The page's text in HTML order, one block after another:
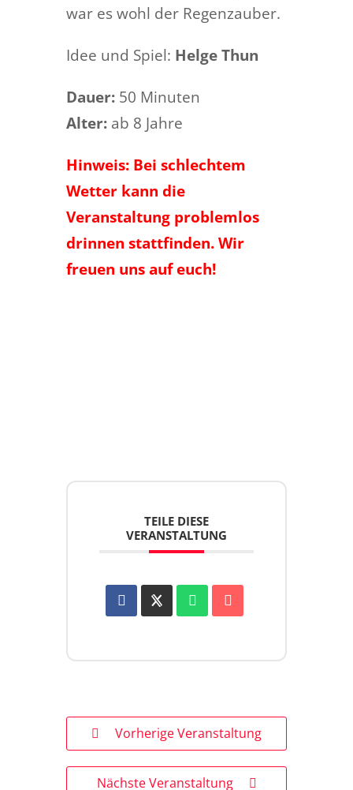
war es wohl der Regenzauber.
Idee und Spiel: Helge Thun
Dauer: 50 Minuten
Alter: ab 8 Jahre
Hinweis: Bei schlechtem
Wetter kann die
Veranstaltung problemlos
drinnen stattfinden. Wir
freuen uns auf euch!
TEILE DIESE
VERANSTALTUNG
Vorherige Veranstaltung
Nächste Veranstaltung